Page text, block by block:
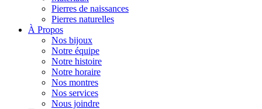
Pierres de naissances
Pierres naturelles
À Propos
Nos bijoux
Notre équipe
Notre histoire
Notre horaire
Nos montres
Nos services
Nous joindre